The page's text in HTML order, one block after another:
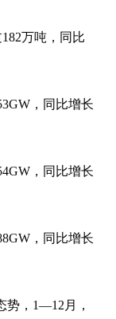
万吨，同比
，同比增长
，同比增长
，同比增长
势，1—12月，